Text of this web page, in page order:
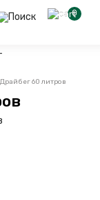
0
Драйбег 60 литров